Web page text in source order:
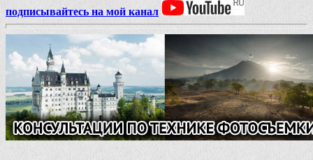
подписывайтесь на мой канал